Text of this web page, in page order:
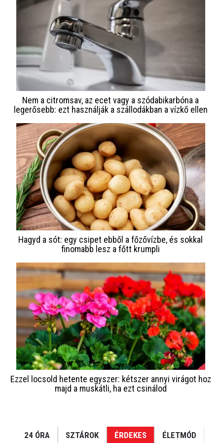
Nem a citromsav, az ecet vagy a szódabikarbóna a
legerősebb: ezt használják a szállodákban a vízkő ellen
Hagyd a sót: egy csipet ebből a főzővízbe, és sokkal
finomabb lesz a főtt krumpli
Ezzel locsold hetente egyszer: kétszer annyi virágot hoz
majd a muskátli, ha ezt csinálod
24 ÓRA SZTÁROK ÉRDEKES ÉLETMÓD